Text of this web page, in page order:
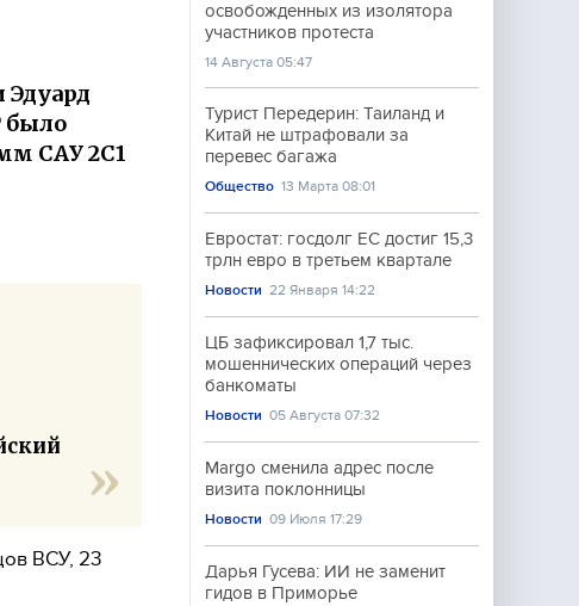
было
САУ 2С1
ВСУ, 23
освобожденных из изолятора
участников протеста
14 Августа 05:47
Турист Передерин: Таиланд и
Китай не штрафовали за
перевес багажа
Общество 13 Марта 08:01
Евростат: госдолг ЕС достиг 15,3
трлн евро в третьем квартале
Новости 22 Января 14:22
ЦБ зафиксировал 1,7 тыс.
мошеннических операций через
банкоматы
Новости 05 Августа 07:32
Margo сменила адрес после
визита поклонницы
Новости 09 Июля 17:29
Дарья Гусева: ИИ не заменит
гидов в Приморье